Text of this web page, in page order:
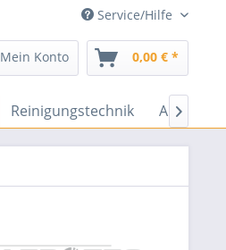
Service/Hilfe
Mein Konto 0,00 € *
Reinigungstechnik 